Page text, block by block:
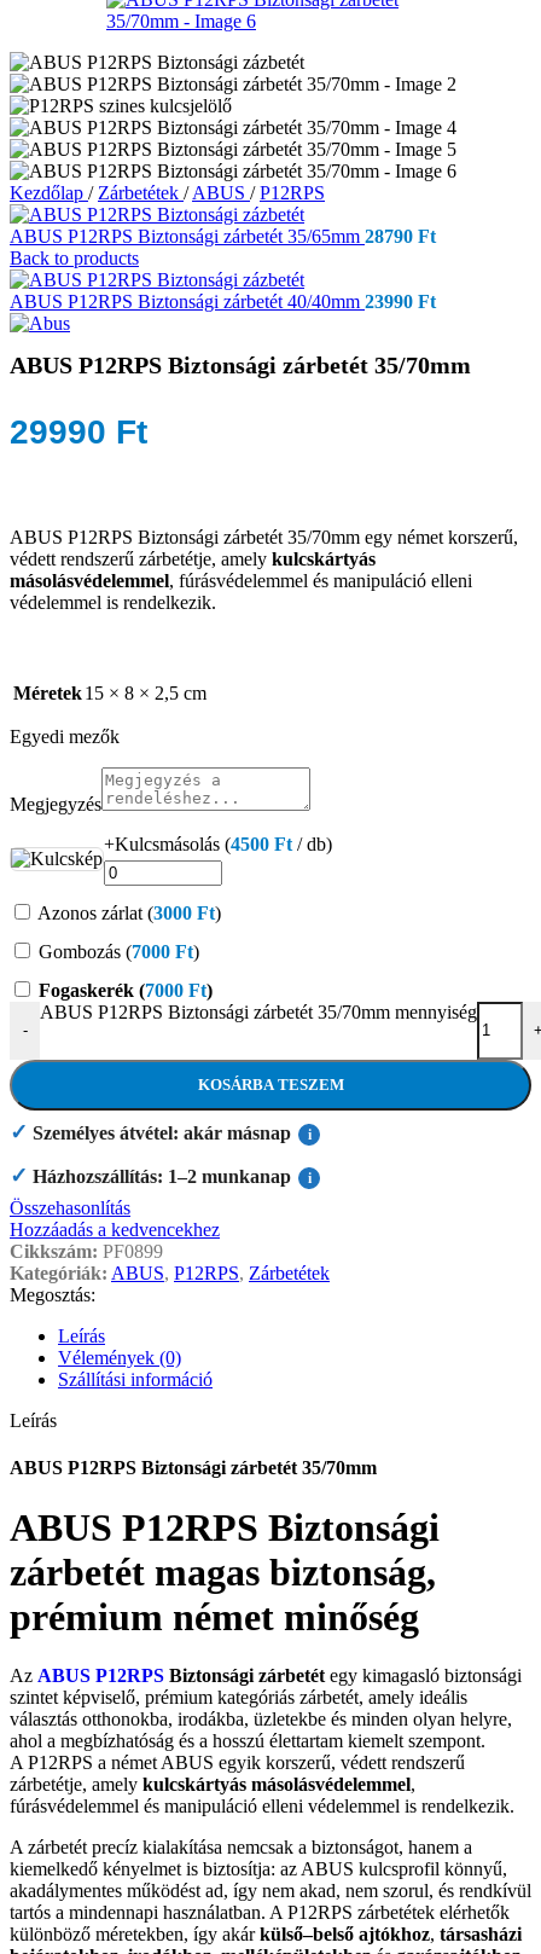
Kezdőlap / Zárbetétek / ABUS / P12RPS
ABUS P12RPS Biztonsági zárbetét 35/65mm 28790 Ft
Back to products
ABUS P12RPS Biztonsági zárbetét 40/40mm 23990 Ft
ABUS P12RPS Biztonsági zárbetét 35/70mm
29990 Ft
ABUS P12RPS Biztonsági zárbetét 35/70mm egy német korszerű,
védett rendszerű zárbetétje, amely kulcskártyás
másolásvédelemmel, fúrásvédelemmel és manipuláció elleni
védelemmel is rendelkezik.
Méretek15 × 8 × 2,5 cm
Egyedi mezők
Megjegyzés
+Kulcsmásolás (4500 Ft / db)
Azonos zárlat (3000 Ft)
Gombozás (7000 Ft)
Fogaskerék (7000 Ft)
-
ABUS P12RPS Biztonsági zárbetét 35/70mm mennyiség
KOSÁRBA TESZEM
✓ Személyes átvétel: akár másnap i
✓ Házhozszállítás: 1–2 munkanap i
Összehasonlítás
Hozzáadás a kedvencekhez
Cikkszám: PF0899
Kategóriák: ABUS, P12RPS, Zárbetétek
Megosztás:
Leírás
Vélemények (0)
Szállítási információ
Leírás
ABUS P12RPS Biztonsági zárbetét 35/70mm
ABUS P12RPS Biztonsági
zárbetét magas biztonság,
prémium német minőség
Az ABUS P12RPS Biztonsági zárbetét egy kimagasló biztonsági
szintet képviselő, prémium kategóriás zárbetét, amely ideális
választás otthonokba, irodákba, üzletekbe és minden olyan helyre,
ahol a megbízhatóság és a hosszú élettartam kiemelt szempont.
A P12RPS a német ABUS egyik korszerű, védett rendszerű
zárbetétje, amely kulcskártyás másolásvédelemmel,
fúrásvédelemmel és manipuláció elleni védelemmel is rendelkezik.
A zárbetét precíz kialakítása nemcsak a biztonságot, hanem a
kiemelkedő kényelmet is biztosítja: az ABUS kulcsprofil könnyű,
akadálymentes működést ad, így nem akad, nem szorul, és rendkívül
tartós a mindennapi használatban. A P12RPS zárbetétek elérhetők
különböző méretekben, így akárkülső–belső ajtókhoz, társasházi